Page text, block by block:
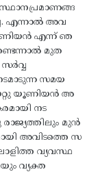
എന്നാൽ അവ
എന്ന് ഞ
മുത
സമയ
യൂണിയൻ അ
നട
രാജ്യത്തിലും മുൻ
അവിടത്തെ സ
വ്യവസ്ഥ
വ്യക്ത